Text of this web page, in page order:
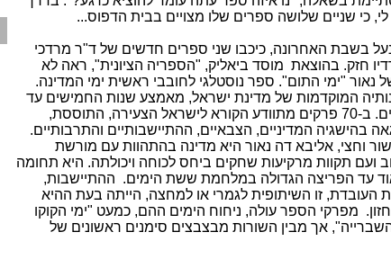
כי שניים שלושה ספרים שלו מצויים בבית הדפוס...
בשבת האחרונה, כיכבו שני ספרים חדשים של ד"ר מרדכי
חזק. בהוצאת מוסד ביאליק, "הספריה הציונית", ראה לא
נאור "ימי התום". ספר נוסטלגי לחובבי ראשית ימי המדינה.
המוקדמות של מדינת ישראל, מאמצע שנות החמישים עד
שלהי שנות השישים. ב-70 פרקים מתוודע הקורא לישראל הצעירה, התוססת,
בהישגיה המדיניים, הצבאיים, ההתיישבותיים והתרבותיים.
וחצי, אליבא דה נאור היא מדינה בהתהוות עם מורשת
ועם תקוות מרקיעות שחקים ביחס לכוחה ויכולתה. היא תחומה
עד הפריצה הגדולה במלחמת ששת הימים. ההתיישבות,
העובדת, זו השיתופית לגמרי או למחצה, הייתה בעת ההיא
מפרקי הספר עולה, ניחוח הימים ההם, כמעט "ימי הקוקו
אך מבין השורות מבצבצים סימנים ראשונים של